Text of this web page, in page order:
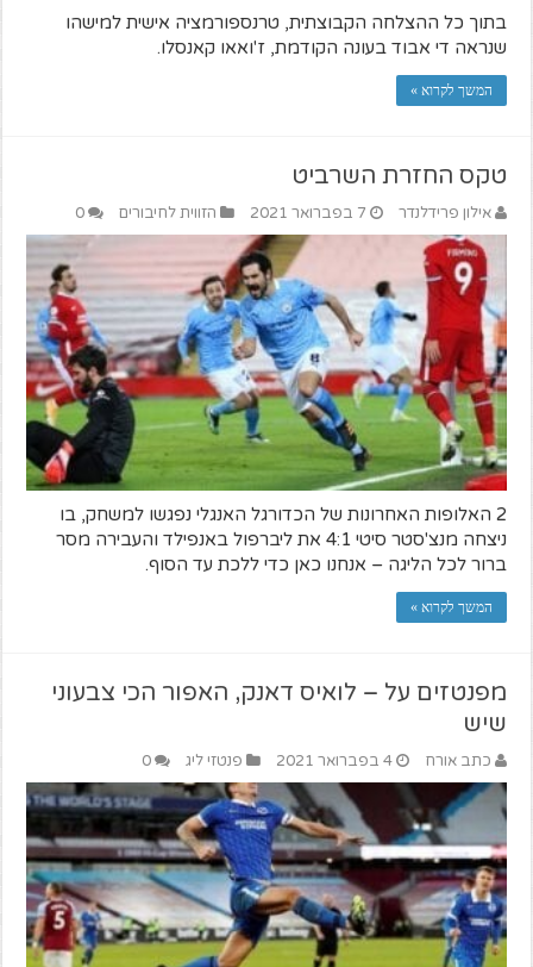
בתוך כל ההצלחה הקבוצתית, טרנספורמציה אישית למישהו
שנראה די אבוד בעונה הקודמת, ז'ואאו קאנסלו.
המשך לקרוא »
טקס החזרת השרביט
אילון פרידלנדר 7 בפברואר 2021 הזווית לחיבורים 0
2 האלופות האחרונות של הכדורגל האנגלי נפגשו למשחק, בו
ניצחה מנצ'סטר סיטי 4:1 את ליברפול באנפילד והעבירה מסר
ברור לכל הליגה – אנחנו כאן כדי ללכת עד הסוף.
המשך לקרוא »
מפנטזים על – לואיס דאנק, האפור הכי צבעוני
שיש
כתב אורח 4 בפברואר 2021 פנטזי ליג 0